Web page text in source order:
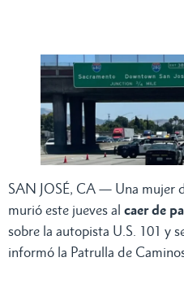
SAN JOSÉ, CA — Una mujer
murió este jueves al caer de
sobre la autopista U.S. 101 y
informó la Patrulla de